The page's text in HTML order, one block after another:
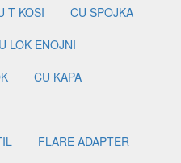
T KOSI
CU SPOJKA
LOK ENOJNI
CU KAPA
FLARE ADAPTER